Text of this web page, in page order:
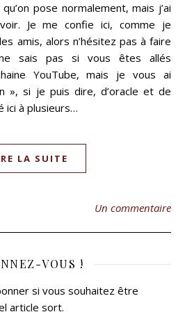
pose normalement, mais j’ai
Je me confie ici, comme je
amis, alors n’hésitez pas à faire
sais pas si vous êtes allés
YouTube, mais je vous ai
», si je puis dire, d’oracle et de
ici à plusieurs…
LA SUITE
Un commentaire
VOUS !
si vous souhaitez être
article sort.